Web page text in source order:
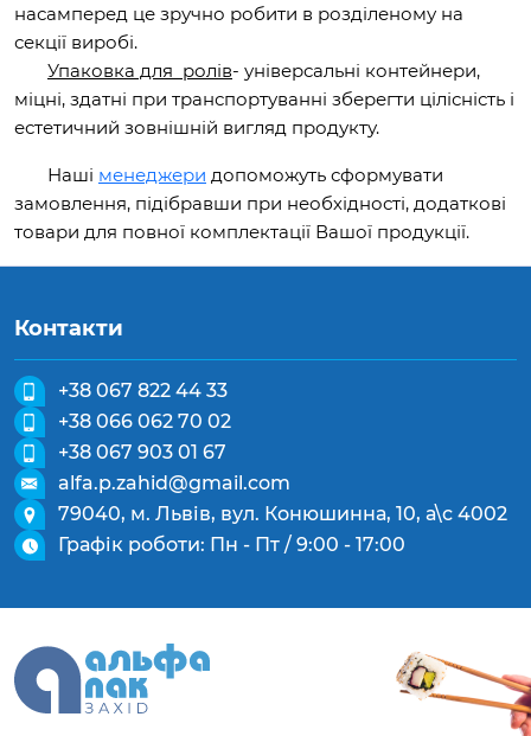
насамперед це зручно робити в розділеному на
секції виробі.
Упаковка для ролів- універсальні контейнери,
міцні, здатні при транспортуванні зберегти цілісність і
естетичний зовнішній вигляд продукту.
Наші менеджери допоможуть сформувати
замовлення, підібравши при необхідності, додаткові
товари для повної комплектації Вашої продукції.
Контакти
+38 067 822 44 33
+38 066 062 70 02
+38 067 903 01 67
alfa.p.zahid@gmail.com
79040, м. Львів, вул. Конюшинна, 10, а\с 4002
Графік роботи: Пн - Пт / 9:00 - 17:00